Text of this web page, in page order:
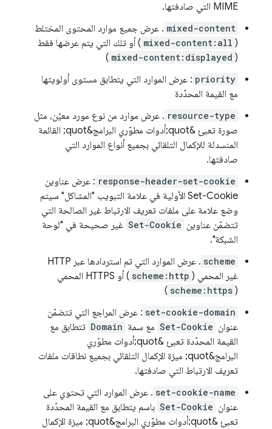
MIME التي صادفتها.
mixed-content . عرض جميع موارد المحتوى المختلط
(
mixed-content:all ) أو تلك التي يتم عرضها فقط
(
mixed-content:displayed
)
priority : عرض الموارد التي يتطابق مستوى أولويتها
مع القيمة المحدّدة
resource-type . عرض موارد من نوع مورد معيّن، مثل
صورة تعبئ &quot;أدوات مطوّري البرامج&quot; القائمة
المنسدلة للإكمال التلقائي بجميع أنواع الموارد التي
صادفتها.
response-header-set-cookie : عرض عناوين
Set-Cookie الأولية في علامة التبويب "المشاكل" سيتم
وضع علامة على ملفات تعريف الارتباط غير الصالحة التي
تتضمّن عناوين Set-Cookie غير صحيحة في "لوحة
الشبكة".
scheme
. عرض الموارد التي تم استردادها عبر HTTP
غير المحمي ( scheme:http
) أو HTTPS المحمي
(
scheme:https
)
set-cookie-domain : عرض المراجع التي تتضمّن
عنوان Set-Cookie مع سمة Domain تتطابق مع
القيمة المحدّدة تعبئ &quot;أدوات مطوّري
البرامج&quot; ميزة الإكمال التلقائي بجميع نطاقات ملفات
تعريف الارتباط التي صادفتها.
set-cookie-name . عرض الموارد التي تحتوي على
عنوان Set-Cookie باسم يتطابق مع القيمة المحدّدة
تعبئ &quot;أدوات مطوّري البرامج&quot; ميزة الإكمال